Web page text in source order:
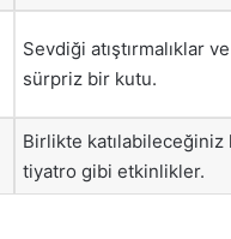
Sevdiği atıştırmalıklar
sürpriz bir kutu.
Birlikte katılabileceğiniz
tiyatro gibi etkinlikler.